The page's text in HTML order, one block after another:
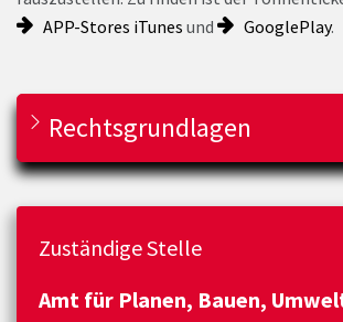
APP-Stores iTunes und GooglePlay.
Rechtsgrundlagen
Zuständige Stelle
Amt für Planen, Bauen,